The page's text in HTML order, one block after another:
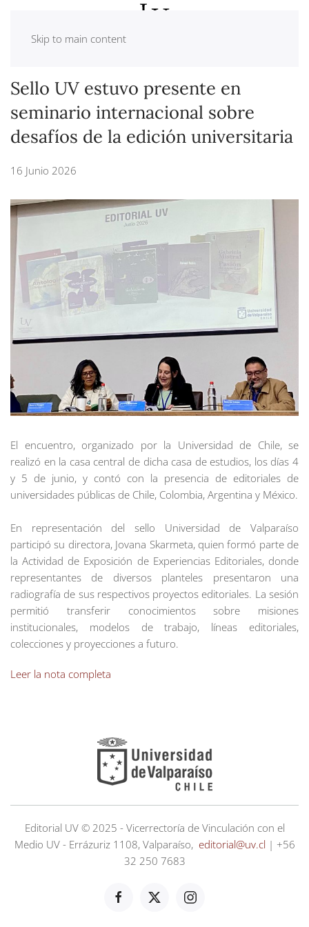
Skip to main content
Sello UV estuvo presente en
seminario internacional sobre
desafíos de la edición universitaria
16 Junio 2026
El encuentro, organizado por la Universidad de Chile, se
realizó en la casa central de dicha casa de estudios, los días 4
y 5 de junio, y contó con la presencia de editoriales de
universidades públicas de Chile, Colombia, Argentina y México.
En representación del sello Universidad de Valparaíso
participó su directora, Jovana Skarmeta, quien formó parte de
la Actividad de Exposición de Experiencias Editoriales, donde
representantes de diversos planteles presentaron una
radiografía de sus respectivos proyectos editoriales. La sesión
permitió transferir conocimientos sobre misiones
institucionales, modelos de trabajo, líneas editoriales,
colecciones y proyecciones a futuro.
Leer la nota completa
Editorial UV © 2025 - Vicerrectoría de Vinculación con el
Medio UV - Errázuriz 1108, Valparaíso, editorial@uv.cl | +56
32 250 7683